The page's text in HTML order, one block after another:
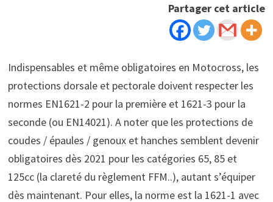
Partager cet article
Indispensables et même obligatoires en Motocross, les
protections dorsale et pectorale doivent respecter les
normes EN1621-2 pour la première et 1621-3 pour la
seconde (ou EN14021). A noter que les protections de
coudes / épaules / genoux et hanches semblent devenir
obligatoires dès 2021 pour les catégories 65, 85 et
125cc (la clareté du règlement FFM..), autant s’équiper
dès maintenant. Pour elles, la norme est la 1621-1 avec